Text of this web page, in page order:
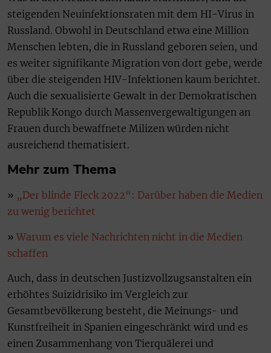
steigenden Neuinfektionsraten mit dem HI-Virus in
Russland. Obwohl in Deutschland etwa eine Million
Menschen lebten, die in Russland geboren seien, und
es weiter signifikante Migration von dort gebe, werde
über die steigenden HIV-Infektionen kaum berichtet.
Auch die sexualisierte Gewalt in der Demokratischen
Republik Kongo durch Massenvergewaltigungen an
Frauen durch bewaffnete Milizen würden nicht
ausreichend thematisiert.
Mehr zum Thema
» „Der blinde Fleck 2022“: Darüber haben die Medien
zu wenig berichtet
» Warum es viele Nachrichten nicht in die Medien
schaffen
Auch, dass in deutschen Justizvollzugsanstalten ein
erhöhtes Suizidrisiko im Vergleich zur
Gesamtbevölkerung besteht, die Meinungs- und
Kunstfreiheit in Spanien eingeschränkt wird und es
einen Zusammenhang von Tierquälerei und